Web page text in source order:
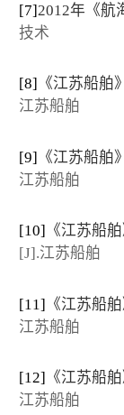
[7]2012年《航
技术
[8] 《江苏船
江苏船舶
[9] 《江苏船
江苏船舶
[10] 《江苏船
[J].江苏船舶
[11] 《江苏船
江苏船舶
[12] 《江苏船
江苏船舶